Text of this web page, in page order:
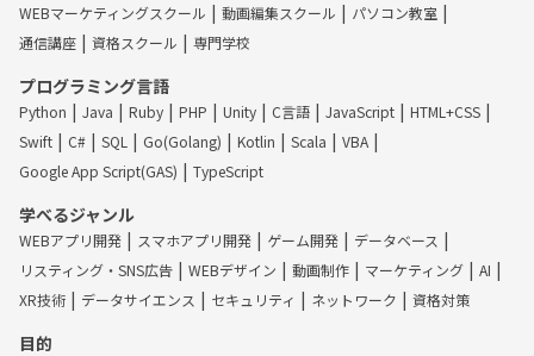
WEBマーケティングスクール
動画編集スクール
パソコン教室
通信講座
資格スクール 専門学校
プログラミング言語
Python Java Ruby PHP Unity C言語 JavaScript
HTML+CSS
Swift
C# SQL Go(Golang) Kotlin Scala
VBA
Google App Script(GAS)
TypeScript
学べるジャンル
WEBアプリ開発 スマホアプリ開発 ゲーム開発
データベース
リスティング・SNS広告
WEBデザイン 動画制作 マーケティング
AI
XR技術
データサイエンス セキュリティ ネットワーク 資格対策
目的